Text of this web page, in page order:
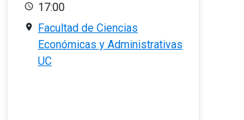
17:00
Facultad de Ciencias
Económicas y Administrativas
UC